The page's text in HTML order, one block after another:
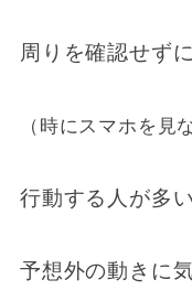
周りを確認せずに
（時にスマホを見
行動する人が多い
予想外の動きに